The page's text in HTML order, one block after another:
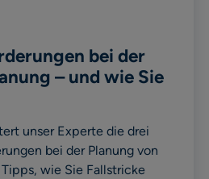
bei der
– und wie Sie
unser Experte die drei
bei der Planung von
wie Sie Fallstricke